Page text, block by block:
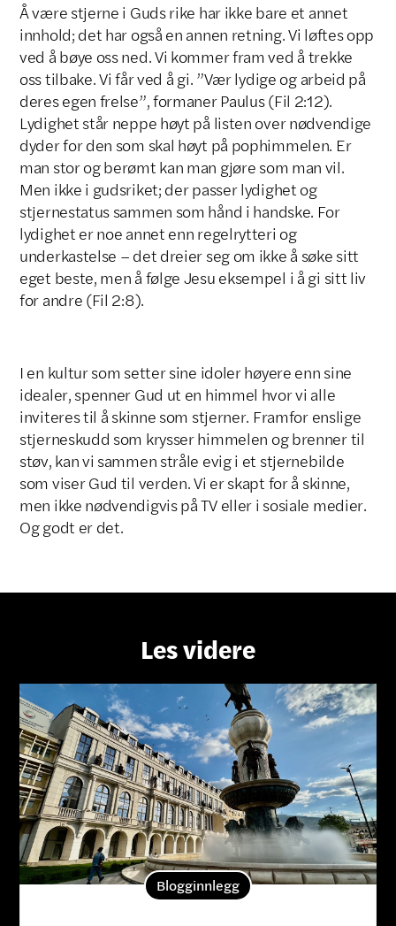
Å være stjerne i Guds rike har ikke bare et annet
innhold; det har også en annen retning. Vi løftes opp
ved å bøye oss ned. Vi kommer fram ved å trekke
oss tilbake. Vi får ved å gi. ”Vær lydige og arbeid på
deres egen frelse”, formaner Paulus (Fil 2:12).
Lydighet står neppe høyt på listen over nødvendige
dyder for den som skal høyt på pophimmelen. Er
man stor og berømt kan man gjøre som man vil.
Men ikke i gudsriket; der passer lydighet og
stjernestatus sammen som hånd i handske. For
lydighet er noe annet enn regelrytteri og
underkastelse – det dreier seg om ikke å søke sitt
eget beste, men å følge Jesu eksempel i å gi sitt liv
for andre (Fil 2:8).
I en kultur som setter sine idoler høyere enn sine
idealer, spenner Gud ut en himmel hvor vi alle
inviteres til å skinne som stjerner. Framfor enslige
stjerneskudd som krysser himmelen og brenner til
støv, kan vi sammen stråle evig i et stjernebilde
som viser Gud til verden. Vi er skapt for å skinne,
men ikke nødvendigvis på TV eller i sosiale medier.
Og godt er det.
Les videre
Blogginnlegg